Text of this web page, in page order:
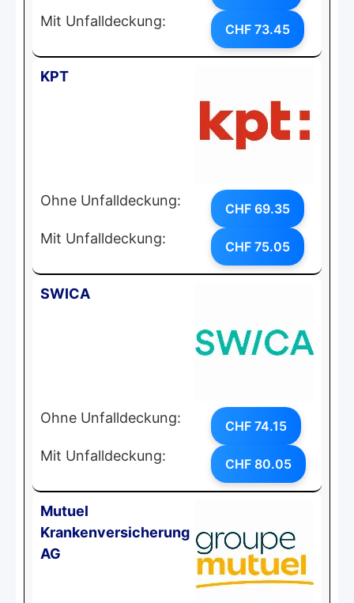
Mit Unfalldeckung: CHF 73.45
KPT
Ohne Unfalldeckung: CHF 69.35
Mit Unfalldeckung: CHF 75.05
SWICA
Ohne Unfalldeckung: CHF 74.15
Mit Unfalldeckung: CHF 80.05
Mutuel
Krankenversicherung
AG